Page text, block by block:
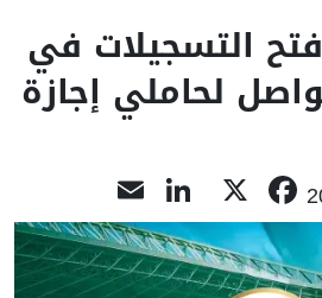
التسجيلات في
لحاملي إجازة
Facebook
LinkedIn